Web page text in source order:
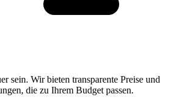
sein. Wir bieten transparente Preise und
die zu Ihrem Budget passen.